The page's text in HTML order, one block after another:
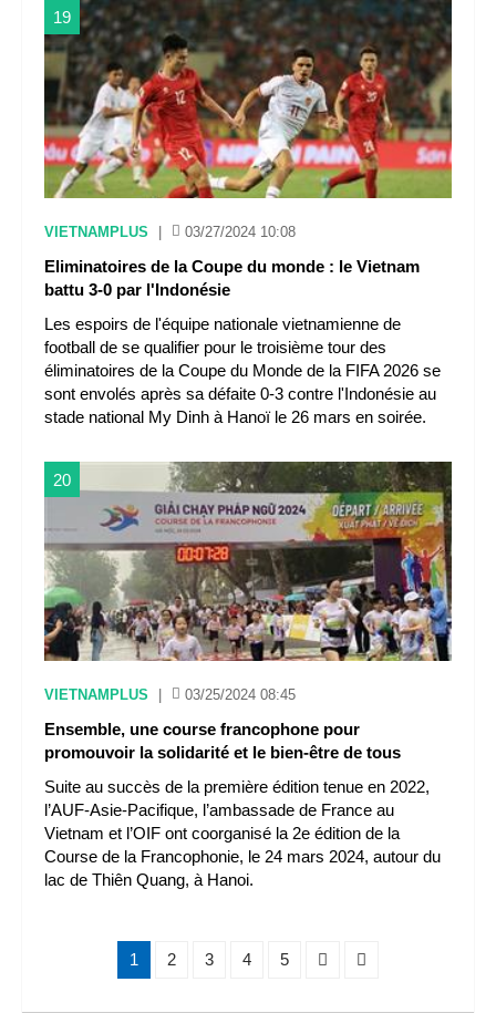
19
VIETNAMPLUS 03/27/2024 10:08
Eliminatoires de la Coupe du monde : le Vietnam
battu 3-0 par l'Indonésie
Les espoirs de l'équipe nationale vietnamienne de
football de se qualifier pour le troisième tour des
éliminatoires de la Coupe du Monde de la FIFA 2026 se
sont envolés après sa défaite 0-3 contre l'Indonésie au
stade national My Dinh à Hanoï le 26 mars en soirée.
20
VIETNAMPLUS 03/25/2024 08:45
Ensemble, une course francophone pour
promouvoir la solidarité et le bien-être de tous
Suite au succès de la première édition tenue en 2022,
l’AUF-Asie-Pacifique, l’ambassade de France au
Vietnam et l’OIF ont coorganisé la 2e édition de la
Course de la Francophonie, le 24 mars 2024, autour du
lac de Thiên Quang, à Hanoi.
1 2 3 4 5